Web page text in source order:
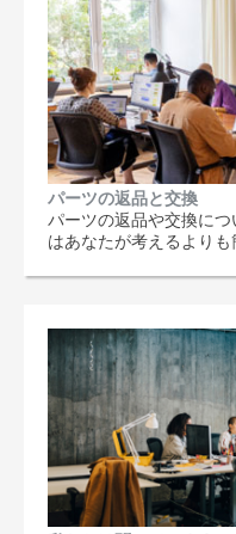
パーツの返品と交換
パーツの返品や交換に
はあなたが考えるよりも